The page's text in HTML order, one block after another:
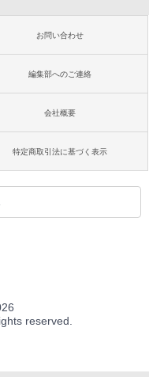
お問い合わせ
編集部へのご連絡
会社概要
特定商取引法に基づく表示
reserved.